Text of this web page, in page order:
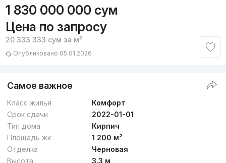
1 830 000 000 сум
Цена по запросу
20 333 333 сум за м²
Опубликовано 05.01.2026
Самое важное
Класс жилья
Комфорт
Срок сдачи
2022-01-01
Тип дома
Кирпич
Площадь жк
1 200 м²
Отделка
Черновая
Высота
3.3 м